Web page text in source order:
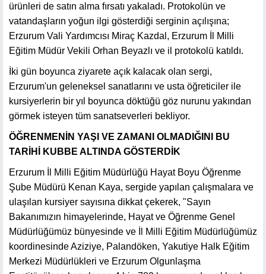
ürünleri de satın alma fırsatı yakaladı. Protokolün ve
vatandaşların yoğun ilgi gösterdiği serginin açılışına;
Erzurum Vali Yardımcısı Miraç Kazdal, Erzurum İl Milli
Eğitim Müdür Vekili Orhan Beyazlı ve il protokolü katıldı.
İki gün boyunca ziyarete açık kalacak olan sergi,
Erzurum'un geleneksel sanatlarını ve usta öğreticiler ile
kursiyerlerin bir yıl boyunca döktüğü göz nurunu yakından
görmek isteyen tüm sanatseverleri bekliyor.
ÖĞRENMENİN YAŞI VE ZAMANI OLMADIĞINI BU
TARİHİ KUBBE ALTINDA GÖSTERDİK
Erzurum İl Milli Eğitim Müdürlüğü Hayat Boyu Öğrenme
Şube Müdürü Kenan Kaya, sergide yapılan çalışmalara ve
ulaşılan kursiyer sayısına dikkat çekerek, "Sayın
Bakanımızın himayelerinde, Hayat ve Öğrenme Genel
Müdürlüğümüz bünyesinde ve İl Milli Eğitim Müdürlüğümüz
koordinesinde Aziziye, Palandöken, Yakutiye Halk Eğitim
Merkezi Müdürlükleri ve Erzurum Olgunlaşma